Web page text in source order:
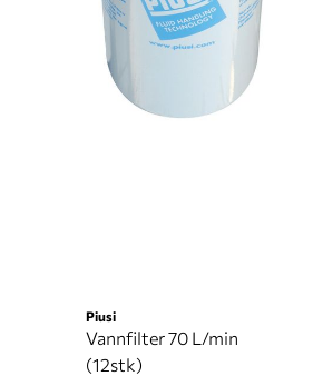
Piusi
Vannfilter 70 L/min
(12stk)